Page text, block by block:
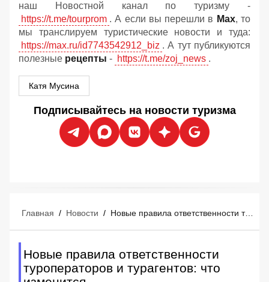
наш Новостной канал по туризму -
https://t.me/tourprom . А если вы перешли в Мах, то
мы транслируем туристические новости и туда:
https://max.ru/id7743542912_biz . А тут публикуются
полезные рецепты - https://t.me/zoj_news .
Катя Мусина
Подписывайтесь на новости туризма
Главная / Новости / Новые правила ответственности туроператоров и турагентов: что изменится
Новые правила ответственности
туроператоров и турагентов: что